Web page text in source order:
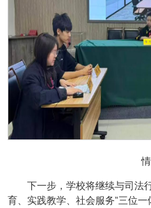
下一步，学校将继续与司法
育、实践教学、社会服务”三位